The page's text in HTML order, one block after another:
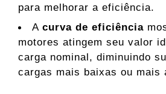
para melhorar a eficiência.
Acurva de eficiência
motores atingem seu valor
carga nominal, diminuindo
cargas mais baixas ou mais